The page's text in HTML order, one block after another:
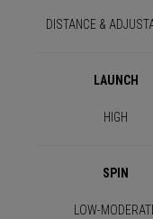
DISTANCE &
LAUNCH
HIGH
SPIN
LOW-